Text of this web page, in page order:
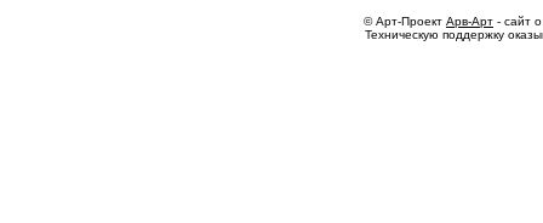
© Арт-Проект Арв-Арт - сайт
Техническую поддержку